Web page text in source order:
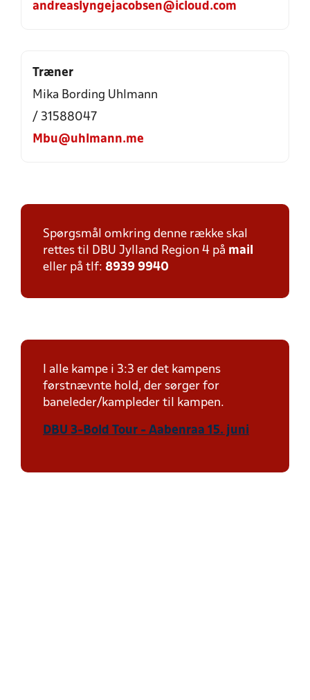
andreaslyngejacobsen@icloud.com
Træner
Mika Bording Uhlmann
/ 31588047
Mbu@uhlmann.me
Spørgsmål omkring denne række skal
rettes til DBU Jylland Region 4 på mail
eller på tlf: 8939 9940
I alle kampe i 3:3 er det kampens
førstnævnte hold, der sørger for
baneleder/kampleder til kampen.
DBU 3-Bold Tour - Aabenraa 15. juni